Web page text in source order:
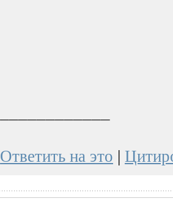
Ответить на это |